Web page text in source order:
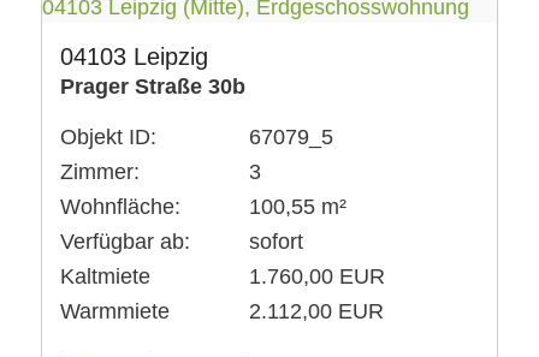
04103 Leipzig
Prager Straße 30b
Objekt ID:
67079_5
Zimmer:
3
Wohnfläche:
100,55 m²
Verfügbar ab:
sofort
Kaltmiete
1.760,00 EUR
Warmmiete
2.112,00 EUR